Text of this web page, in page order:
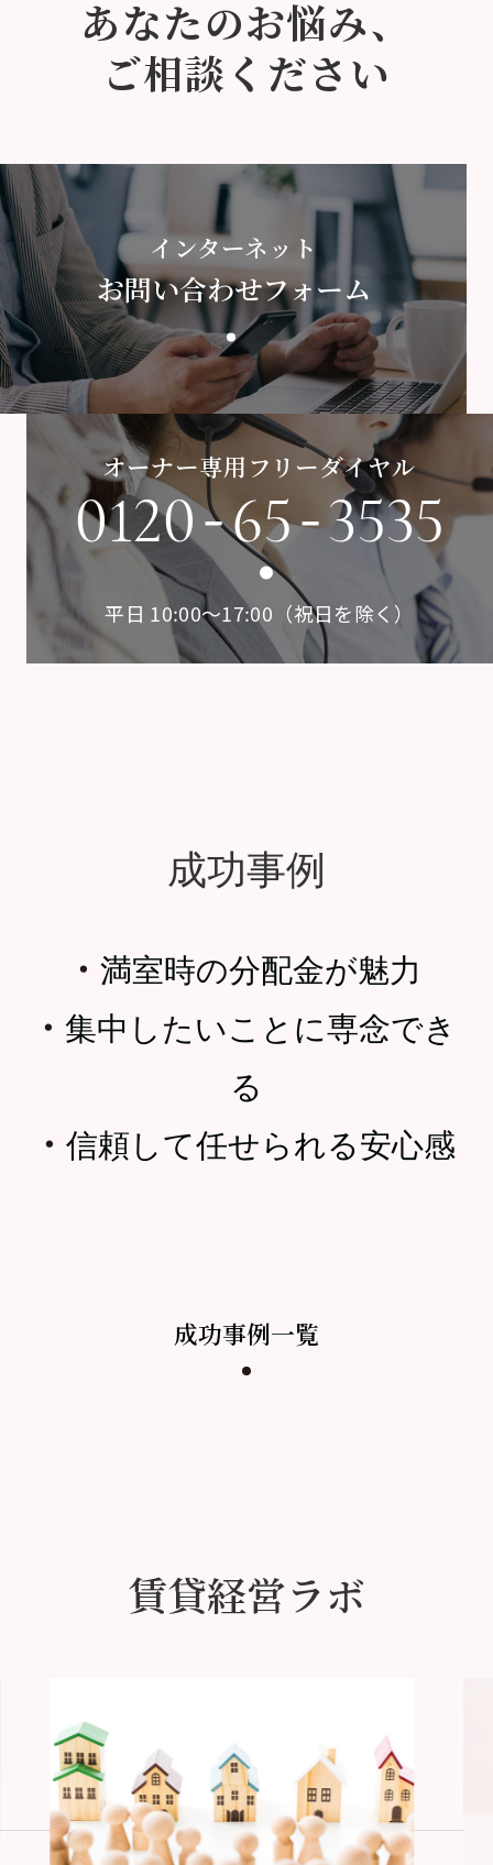
あなたのお悩み、
ご相談ください
インターネット
お問い合わせフォーム
オーナー専用フリーダイヤル
0120-65-3535
平日 10:00〜17:00（祝日を除く）
成功事例
・ 満室時の分配金が魅力
・ 集中したいことに専念でき
る
・ 信頼して任せられる安心感
成功事例一覧
賃貸経営ラボ